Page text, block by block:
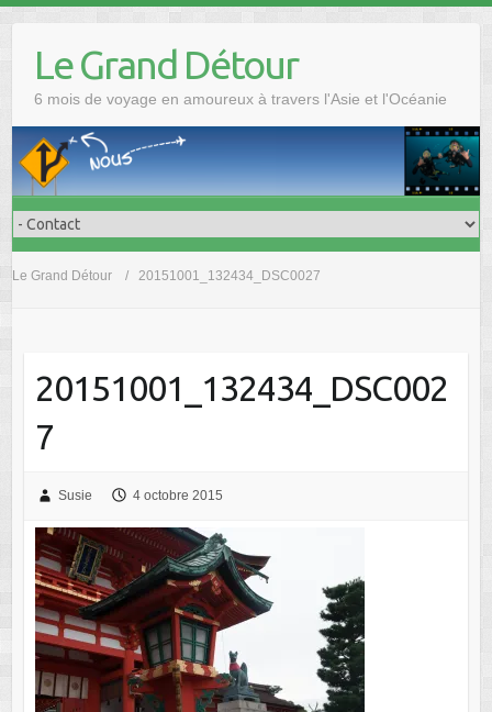
Le Grand Détour
6 mois de voyage en amoureux à travers l'Asie et l'Océanie
Le Grand Détour 20151001_132434_DSC0027
20151001_132434_DSC002
7
Susie 4 octobre 2015